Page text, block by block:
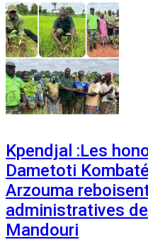
Kpendjal :Les
Dametoti
Arzouma
administratives
Mandouri